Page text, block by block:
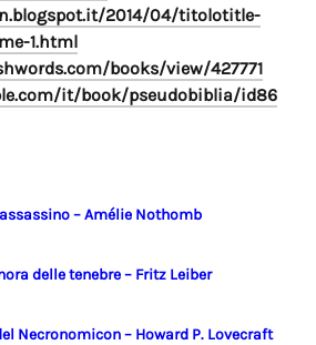
2014/04/titolotitle-
1.html
books/view/427771
it/book/pseudobiblia/id86
– Amélie Nothomb
delle tenebre – Fritz Leiber
Necronomicon – Howard P. Lovecraft